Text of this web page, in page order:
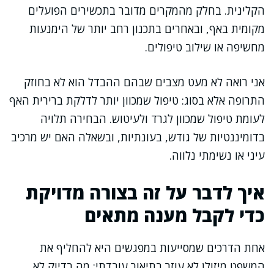
הקלינית. בחלק מהמקרים מדובר בתכשירים הפועלים
מקומית באף, ובאחרים בתכנון רחב יותר של הימנעות
מחשיפה או שילוב טיפולים.
אני רואה לא מעט מצבים שבהם ההבדל הוא לא בחוזק
התרופה אלא בסוג: טיפול שמכוון יותר לדלקת ברירית האף
לעומת טיפול שמכוון לגרד ולעיטוש. הבחירה תלויה
בדומיננטיות של גודש, בעונתיות, ובשאלה האם יש מרכיב
עיני או נשימתי נלווה.
איך לדבר על זה בצורה מדויקת
כדי לקבל מענה מתאים
אחת הדרכים שמסייעות במפגשים היא להחליף את